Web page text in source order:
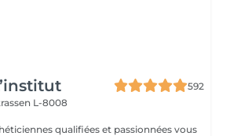
592
L-8008
qualifiées et passionnées vous